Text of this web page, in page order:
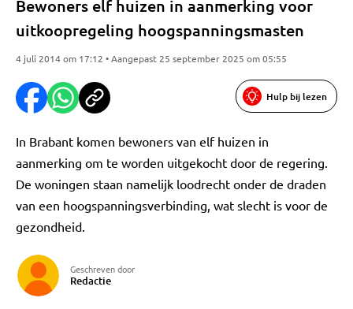
Bewoners elf huizen in aanmerking voor
uitkoopregeling hoogspanningsmasten
4 juli 2014 om 17:12 • Aangepast 25 september 2025 om 05:55
Hulp bij lezen
In Brabant komen bewoners van elf huizen in
aanmerking om te worden uitgekocht door de regering.
De woningen staan namelijk loodrecht onder de draden
van een hoogspanningsverbinding, wat slecht is voor de
gezondheid.
Geschreven door
Redactie